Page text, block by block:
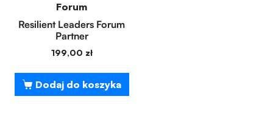
Forum
Resilient Leaders Forum
Partner
199,00 zł
Dodaj do koszyka